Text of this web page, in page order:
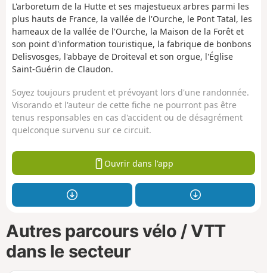
L'arboretum de la Hutte et ses majestueux arbres parmi les
plus hauts de France, la vallée de l'Ourche, le Pont Tatal, les
hameaux de la vallée de l'Ourche, la Maison de la Forêt et
son point d'information touristique, la fabrique de bonbons
Delisvosges, l'abbaye de Droiteval et son orgue, l'Église
Saint-Guérin de Claudon.
Soyez toujours prudent et prévoyant lors d'une randonnée.
Visorando et l'auteur de cette fiche ne pourront pas être
tenus responsables en cas d'accident ou de désagrément
quelconque survenu sur ce circuit.
Ouvrir dans l'app
Autres parcours vélo / VTT
dans le secteur